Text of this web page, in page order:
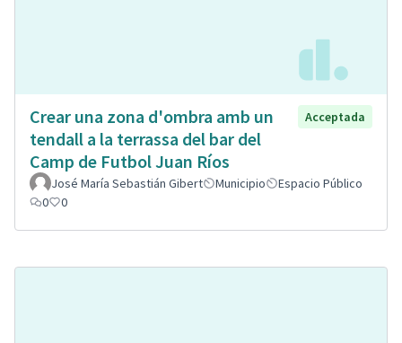
Crear una zona d'ombra amb un
tendall a la terrassa del bar del
Camp de Futbol Juan Ríos
Acceptada
José María Sebastián Gibert Municipio
Espacio Público
0
0